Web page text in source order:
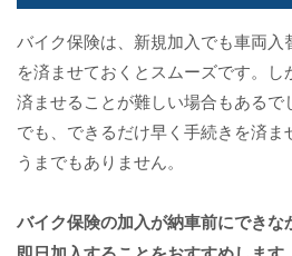
バイク保険は、新規加入でも車両入
を済ませておくとスムーズです。
済ませることが難しい場合もあるで
でも、できるだけ早く手続きを済
うまでもありません。
バイク保険の加入が納車前にでき